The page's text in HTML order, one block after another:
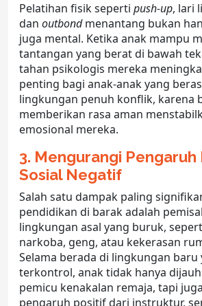
Pelatihan fisik seperti push-up, lari
dan outbondmenantang bukan
juga mental. Ketika anak mampu
tantangan yang berat di bawah
tahan psikologis mereka
penting bagi anak-anak yang
lingkungan penuh konflik, karena
memberikan rasa aman
emosional mereka.
3. Mengurangi Pengaruh
Sosial Negatif
Salah satu dampak paling
pendidikan di barak adalah
lingkungan asal yang buruk,
narkoba, geng, atau kekerasan
Selama berada di lingkungan baru
terkontrol, anak tidak hanya
pemicu kenakalan remaja, tapi
pengaruh positif dari instruktur,